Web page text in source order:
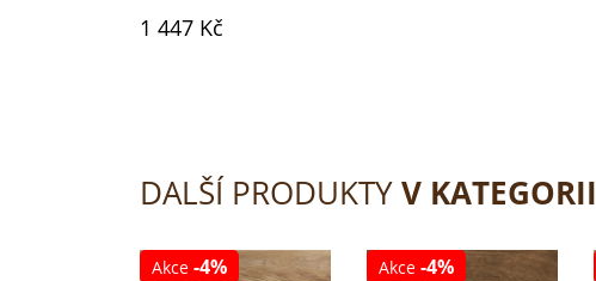
1 447 Kč
DALŠÍ PRODUKTYV KATEGORII
Akce -4% Akce -4%